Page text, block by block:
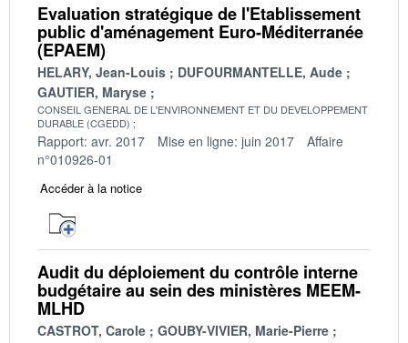
Evaluation stratégique de l'Etablissement
public d'aménagement Euro-Méditerranée
(EPAEM)
HELARY, Jean-Louis
DUFOURMANTELLE, Aude
GAUTIER, Maryse
CONSEIL GENERAL DE L'ENVIRONNEMENT ET DU DEVELOPPEMENT
DURABLE (CGEDD)
Rapport: avr. 2017 Mise en ligne: juin 2017
Affaire
n°010926-01
Accéder à la notice
Audit du déploiement du contrôle interne
budgétaire au sein des ministères MEEM-
MLHD
CASTROT, Carole
GOUBY-VIVIER, Marie-Pierre